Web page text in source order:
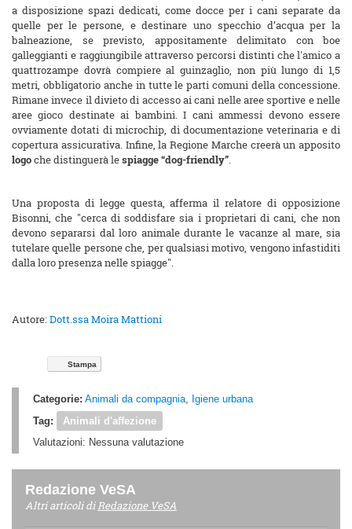
a disposizione spazi dedicati, come docce per i cani separate da
quelle per le persone, e destinare uno specchio d’acqua per la
balneazione, se previsto, appositamente delimitato con boe
galleggianti e raggiungibile attraverso percorsi distinti che l'amico a
quattrozampe dovrà compiere al guinzaglio, non più lungo di 1,5
metri, obbligatorio anche in tutte le parti comuni della concessione.
Rimane invece il divieto di accesso ai cani nelle aree sportive e nelle
aree gioco destinate ai bambini. I cani ammessi devono essere
ovviamente dotati di microchip, di documentazione veterinaria e di
copertura assicurativa. Infine, la Regione Marche creerà un apposito
logoche distinguerà lespiagge “dog-friendly”.
Una proposta di legge questa, afferma il relatore di opposizione
Bisonni, che "cerca di soddisfare sia i proprietari di cani, che non
devono separarsi dal loro animale durante le vacanze al mare, sia
tutelare quelle persone che, per qualsiasi motivo, vengono infastiditi
dalla loro presenza nelle spiagge".
Autore:Dott.ssa Moira Mattioni
Stampa
Categorie: Animali da compagnia, Igiene urbana
Tag:
Animali d'affezione
Valutazioni: Nessuna valutazione
Redazione VeSA
Altri articoli diRedazione VeSA